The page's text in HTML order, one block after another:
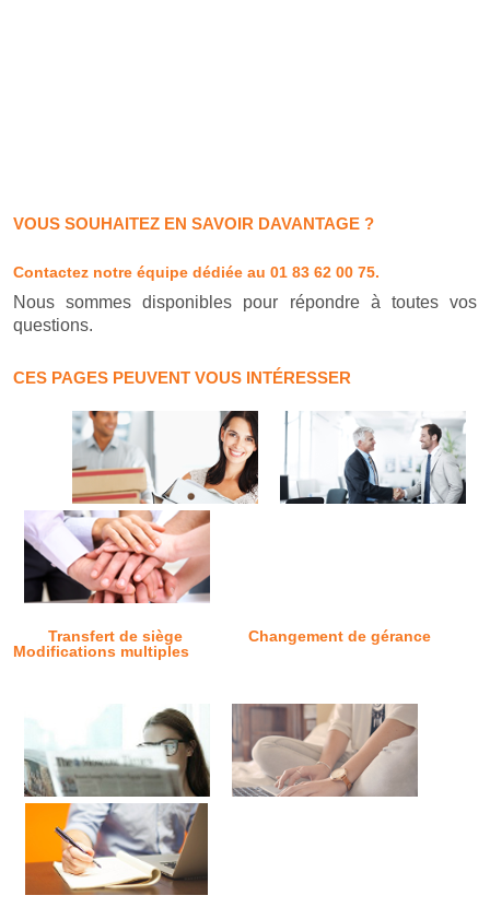
VOUS SOUHAITEZ EN SAVOIR DAVANTAGE ?
Contactez notre équipe dédiée au 01 83 62 00 75.
Nous sommes disponibles pour répondre à toutes vos
questions.
CES PAGES PEUVENT VOUS INTÉRESSER
Transfert de siège
Changement de gérance
Modifications multiples